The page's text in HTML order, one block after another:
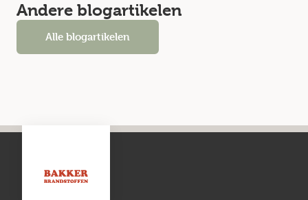
Andere blogartikelen
Alle blogartikelen